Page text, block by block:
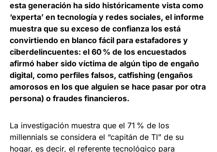
esta generación ha sido históricamente vista como
‘experta’ en tecnología y redes sociales, el informe
muestra que su exceso de confianza los está
convirtiendo en blanco fácil para estafadores y
ciberdelincuentes: el 60 % de los encuestados
afirmó haber sido víctima de algún tipo de engaño
digital, como perfiles falsos, catfishing (engaños
amorosos en los que alguien se hace pasar por otra
persona) o fraudes financieros.
La investigación muestra que el 71 % de los
millennials se considera el “capitán de TI” de su
hogar, es decir, el referente tecnológico para